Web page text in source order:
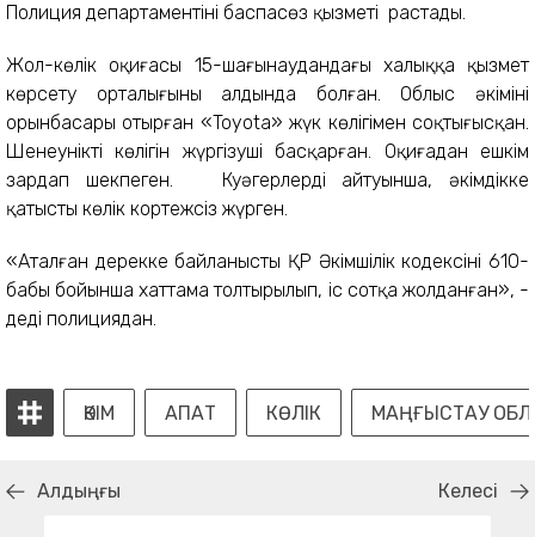
Полиция департаментінің баспасөз қызметі растады.
Жол-көлік оқиғасы 15-шағынаудандағы халыққа қызмет
көрсету орталығының алдында болған. Облыс әкімінің
орынбасары отырған «Toyota» жүк көлігімен соқтығысқан.
Шенеуніктің көлігін жүргізуші басқарған. Оқиғадан ешкім
зардап шекпеген. Куәгерлердің айтуынша, әкімдікке
қатысты көлік кортежсіз жүрген.
«Аталған дерекке байланысты ҚР Әкімшілік кодексінің 610-
бабы бойынша хаттама толтырылып, іс сотқа жолданған», -
деді полициядан.
ӘКІМ АПАТ КӨЛІК МАҢҒЫСТАУ
Алдыңғы Келесі